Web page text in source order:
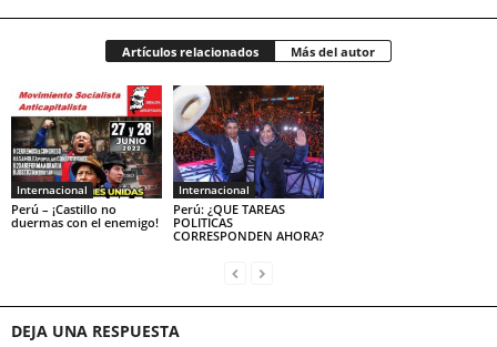
Artículos relacionados Más del autor
Internacional
Perú – ¡Castillo no
duermas con el enemigo!
Internacional
Perú: ¿QUE TAREAS
POLITICAS
CORRESPONDEN AHORA?
DEJA UNA RESPUESTA